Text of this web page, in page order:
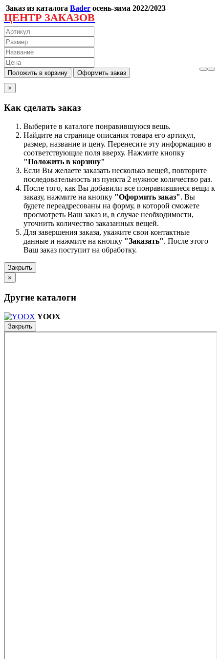
Заказ из каталогаBader осень-зима 2022/2023
ЦЕНТР ЗАКАЗОВ
×
Как сделать заказ
Выберите в каталоге понравившуюся вещь.
Найдите на странице описания товара его артикул,
размер, название и цену. Перенесите эту информацию в
соответствующие поля вверху. Нажмите кнопку
"Положить в корзину"
Если Вы желаете заказать несколько вещей, повторите
последовательность из пункта 2 нужное количество раз.
После того, как Вы добавили все понравившиеся вещи к
заказу, нажмите на кнопку "Оформить заказ". Вы
будете переадресованы на форму, в которой сможете
просмотреть Ваш заказ и, в случае необходимости,
уточнить количество заказанных вещей.
Для завершения заказа, укажите свои контактные
данные и нажмите на кнопку "Заказать". После этого
Ваш заказ поступит на обработку.
Закрыть
×
Другие каталоги
YOOX
Закрыть